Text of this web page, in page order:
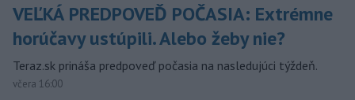
VEĽKÁ PREDPOVEĎ POČASIA: Extrémne
horúčavy ustúpili. Alebo žeby nie?
Teraz.sk prináša predpoveď počasia na nasledujúci týždeň.
včera 16:00